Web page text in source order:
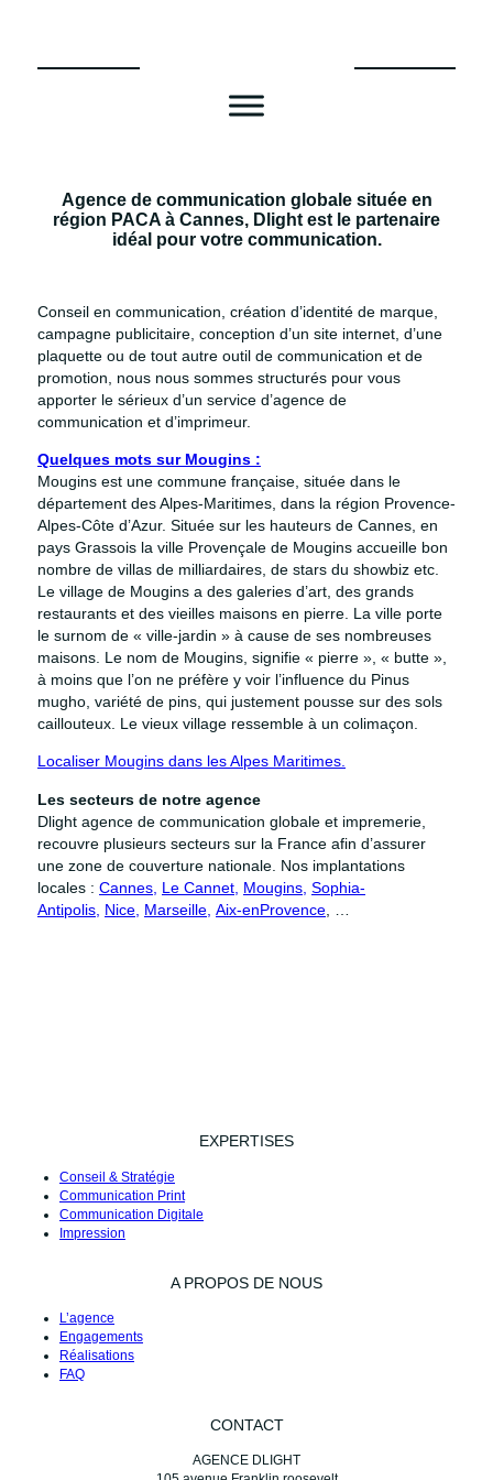
Agence de communication globale située en
région PACA à Cannes, Dlight est le partenaire
idéal pour votre communication.
Conseil en communication, création d’identité de marque,
campagne publicitaire, conception d’un site internet, d’une
plaquette ou de tout autre outil de communication et de
promotion, nous nous sommes structurés pour vous
apporter le sérieux d’un service d’agence de
communication et d’imprimeur.
Quelques mots sur Mougins :
Mougins est une commune française, située dans le
département des Alpes-Maritimes, dans la région Provence-
Alpes-Côte d’Azur. Située sur les hauteurs de Cannes, en
pays Grassois la ville Provençale de Mougins accueille bon
nombre de villas de milliardaires, de stars du showbiz etc.
Le village de Mougins a des galeries d’art, des grands
restaurants et des vieilles maisons en pierre. La ville porte
le surnom de « ville-jardin » à cause de ses nombreuses
maisons. Le nom de Mougins, signifie « pierre », « butte »,
à moins que l’on ne préfère y voir l’influence du Pinus
mugho, variété de pins, qui justement pousse sur des sols
caillouteux. Le vieux village ressemble à un colimaçon.
Localiser Mougins dans les Alpes Maritimes.
Les secteurs de notre agence
Dlight agence de communication globale et impremerie,
recouvre plusieurs secteurs sur la France afin d’assurer
une zone de couverture nationale. Nos implantations
locales : Cannes, Le Cannet, Mougins, Sophia-
Antipolis, Nice, Marseille, Aix-enProvence
EXPERTISES
Conseil & Stratégie
Communication Print
Communication Digitale
Impression
A PROPOS DE NOUS
L’agence
Engagements
Réalisations
FAQ
CONTACT
AGENCE DLIGHT